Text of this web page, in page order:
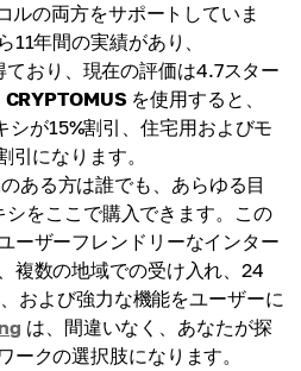
ルの両方をサポートしていま
年間の実績があり、
おり、現在の評価は4.7スター
CRYPTOMUS を使用すると、
が15%割引、住宅用およびモ
引になります。
ある方は誰でも、あらゆる目
をここで購入できます。この
ーザーフレンドリーなインター
複数の地域での受け入れ、24
および強力な機能をユーザーに
は、間違いなく、あなたが探
ークの選択肢になります。